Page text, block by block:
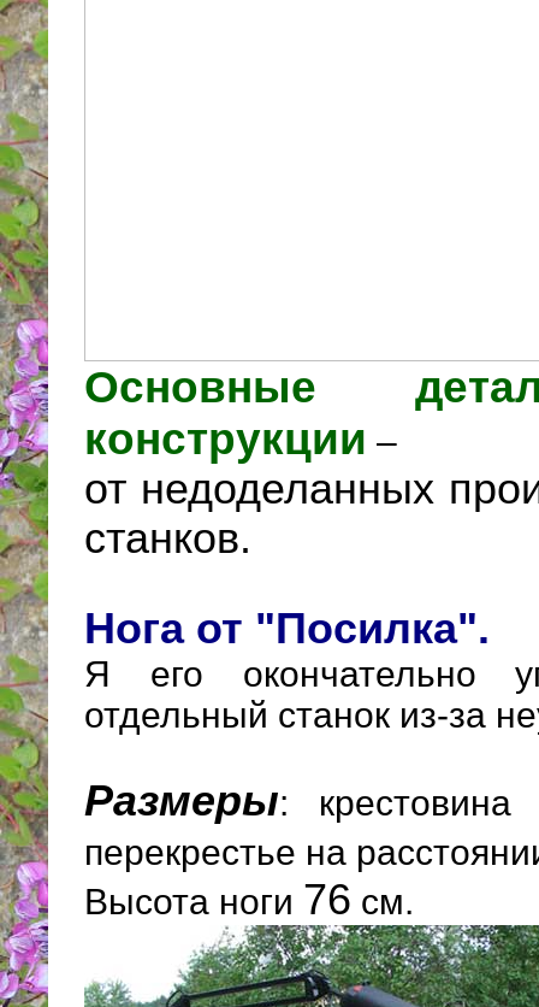
Основные
конструкции –
от недоделанных
станков.
Нога от "Посилка".
Я его окончательно
отдельный станок из-за
Размеры:
перекрестье на
Высота ноги 76 см.